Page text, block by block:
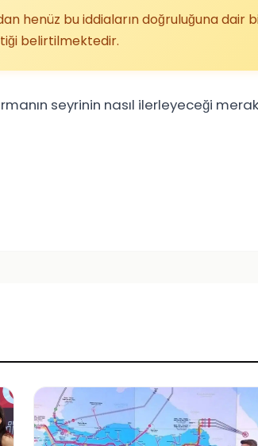
henüz bu iddiaların doğruluğuna dair
belirtilmektedir.
seyrinin nasıl ilerleyeceği